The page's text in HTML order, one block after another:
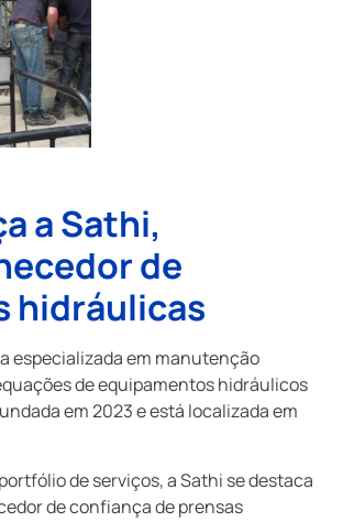
a Sathi,
de
hidráulicas
especializada em manutenção
de equipamentos hidráulicos
em 2023 e está localizada em
de serviços, a Sathi se destaca
de confiança de prensas